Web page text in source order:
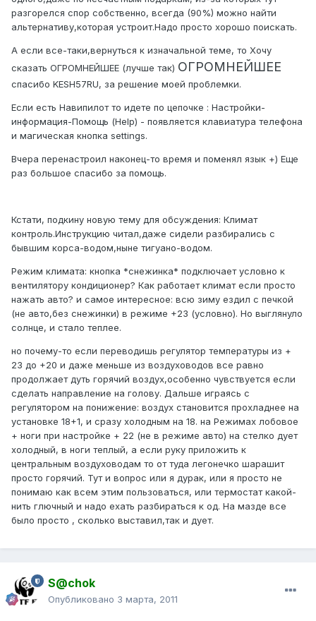
разгорелся спор собственно, всегда (90%) можно найти
альтернативу,которая устроит.Надо просто хорошо поискать.
А если все-таки,вернуться к изначальной теме, то Хочу
сказать ОГРОМНЕЙШЕЕ (лучше так) ОГРОМНЕЙШЕЕ
спасибо KESH57RU, за решение моей проблемки.
Если есть Навипилот то идете по цепочке : Настройки-
информация-Помощь (Help) - появляется клавиатура телефона
и магическая кнопка settings.
Вчера перенастроил наконец-то время и поменял язык +) Еще
раз большое спасибо за помощь.
Кстати, подкину новую тему для обсуждения: Климат
контроль.Инструкцию читал,даже сидели разбирались с
бывшим корса-водом,ныне тигуано-водом.
Режим климата: кнопка *снежинка* подключает условно к
вентилятору кондиционер? Как работает климат если просто
нажать авто? и самое интересное: всю зиму ездил с печкой
(не авто,без снежинки) в режиме +23 (условно). Но выглянуло
солнце, и стало теплее.
но почему-то если переводишь регулятор температуры из +
23 до +20 и даже меньше из воздуховодов все равно
продолжает дуть горячий воздух,особенно чувствуется если
сделать направление на голову. Дальше играясь с
регулятором на понижение: воздух становится прохладнее на
установке 18+1, и сразу холодным на 18. на Режимах лобовое
+ ноги при настройке + 22 (не в режиме авто) на стелко дует
холодный, в ноги теплый, а если руку приложить к
центральным воздуховодам то от туда легонечко шарашит
просто горячий. Тут и вопрос или я дурак, или я просто не
понимаю как всем этим пользоваться, или термостат какой-
нить глючный и надо ехать разбираться к од. На мазде все
было просто , сколько выставил,так и дует.
S@chok
Опубликовано 3 марта, 2011